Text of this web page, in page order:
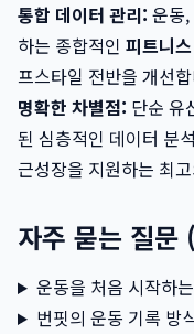
통합 데이터 관리: 운동
하는 종합적인 피트니
프스타일 전반을 개선
명확한 차별점: 단순 유
된 심층적인 데이터 분
근성장을 지원하는 최
자주 묻는 질문
운동을 처음 시작하
번핏의 운동 기록 방